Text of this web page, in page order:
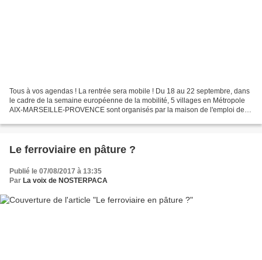
Tous à vos agendas ! La rentrée sera mobile ! Du 18 au 22 septembre, dans
le cadre de la semaine européenne de la mobilité, 5 villages en Métropole
AIX-MARSEILLE-PROVENCE sont organisés par la maison de l'emploi de
Le ferroviaire en pâture ?
Publié le 07/08/2017 à 13:35
Par La voix de NOSTERPACA